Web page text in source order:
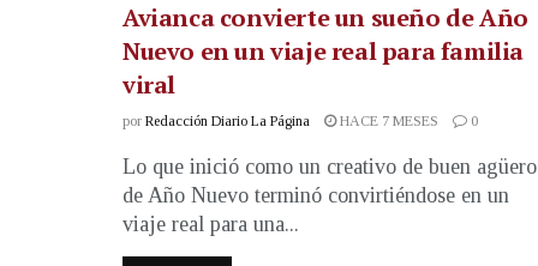
Avianca convierte un sueño de Año
Nuevo en un viaje real para familia
viral
por Redacción Diario La Página HACE 7 MESES 0
Lo que inició como un creativo de buen agüero
de Año Nuevo terminó convirtiéndose en un
viaje real para una...